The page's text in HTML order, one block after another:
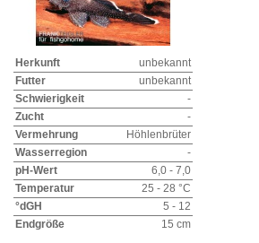
Herkunft
unbekannt
Futter
unbekannt
Schwierigkeit
-
Zucht
-
Vermehrung
Höhlenbrüter
Wasserregion
-
pH-Wert
6,0 - 7,0
Temperatur
25 - 28 °C
°dGH
5 - 12
Endgröße
15 cm